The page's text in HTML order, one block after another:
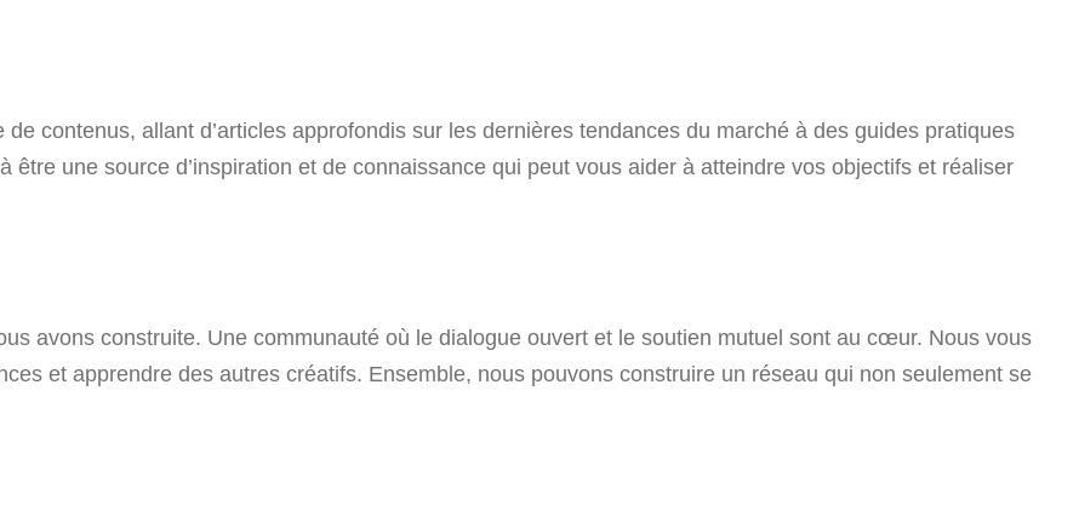
contenus, allant d’articles approfondis sur les dernières tendances du marché à des guides pratiques
une source d’inspiration et de connaissance qui peut vous aider à atteindre vos objectifs et réaliser
avons construite. Une communauté où le dialogue ouvert et le soutien mutuel sont au cœur. Nous vous
et apprendre des autres créatifs. Ensemble, nous pouvons construire un réseau qui non seulement se